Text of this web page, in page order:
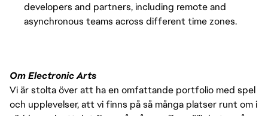
developers and partners, including remote and
asynchronous teams across different time zones.
Om Electronic Arts
Vi är stolta över att ha en omfattande portfolio med spel
och upplevelser, att vi finns på så många platser runt om i